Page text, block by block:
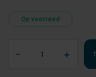
Op voorraad
–
Darkbrown
+